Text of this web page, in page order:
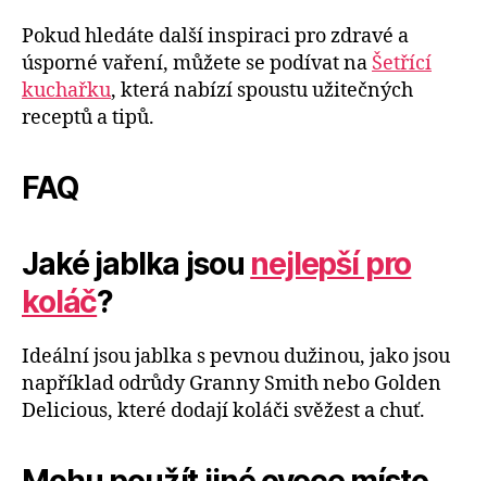
Pokud hledáte další inspiraci pro zdravé a
úsporné vaření, můžete se podívat na Šetřící
kuchařku, která nabízí spoustu užitečných
receptů a tipů.
FAQ
Jaké jablka jsou nejlepší pro
koláč?
Ideální jsou jablka s pevnou dužinou, jako jsou
například odrůdy Granny Smith nebo Golden
Delicious, které dodají koláči svěžest a chuť.